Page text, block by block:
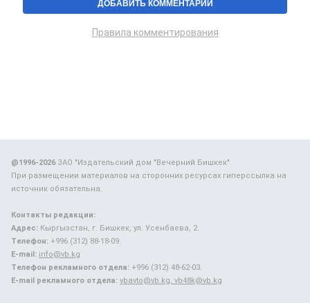
Правила комментирования
@1996-2026ЗАО "Издательский дом "Вечерний Бишкек"
При размещении материалов на сторонних ресурсах гиперссылка на
источник обязательна.
Контакты редакции:
Адрес: Кыргызстан, г. Бишкек, ул. Усенбаева, 2.
Телефон: +996 (312) 88-18-09.
E-mail: info@vb.kg
Телефон рекламного отдела: +996 (312) 48-62-03.
E-mail рекламного отдела: vbavto@vb.kg, vb48k@vb.kg